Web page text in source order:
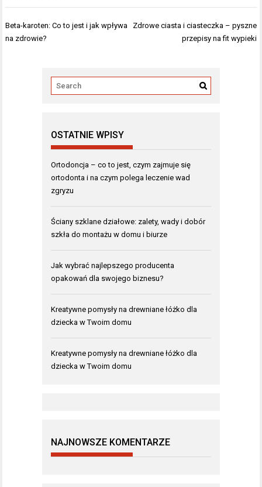
Nawigacja
wpisu
Beta-karoten: Co to jest i jak wpływa
na zdrowie?
Zdrowe ciasta i ciasteczka – pyszne
przepisy na fit wypieki
OSTATNIE WPISY
Ortodoncja – co to jest, czym zajmuje się
ortodonta i na czym polega leczenie wad
zgryzu
Ściany szklane działowe: zalety, wady i dobór
szkła do montażu w domu i biurze
Jak wybrać najlepszego producenta
opakowań dla swojego biznesu?
Kreatywne pomysły na drewniane łóżko dla
dziecka w Twoim domu
Kreatywne pomysły na drewniane łóżko dla
dziecka w Twoim domu
NAJNOWSZE KOMENTARZE